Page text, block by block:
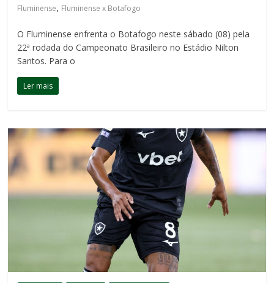
Fluminense, Fluminense x Botafogo
O Fluminense enfrenta o Botafogo neste sábado (08) pela
22ª rodada do Campeonato Brasileiro no Estádio Nilton
Santos. Para o
Ler mais